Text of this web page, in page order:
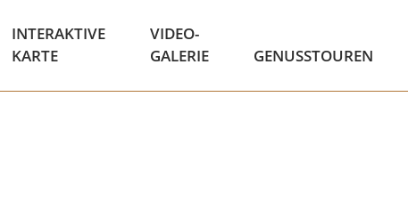
INTERAKTIVE
KARTE
VIDEO-
GALERIE
GENUSSTOUREN